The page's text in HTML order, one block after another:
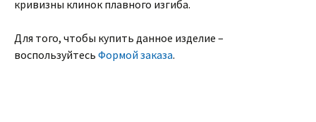
кривизны клинок плавного изгиба.
Для того, чтобы купить данное изделие –
воспользуйтесь Формой заказа.